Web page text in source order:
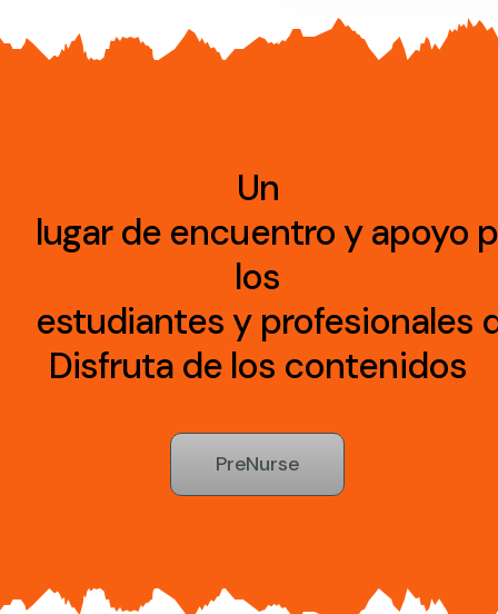
Un
lugarde encuentroyapoyo
los
estudiantesy profesionales
Disfrutade los contenidos
PreNurse